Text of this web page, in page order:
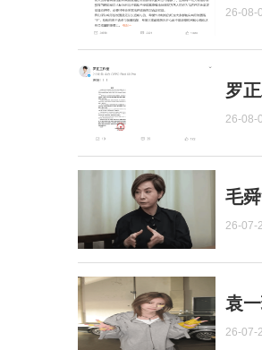
26-08-
罗
26-08-
毛
26-07-
袁
26-07-